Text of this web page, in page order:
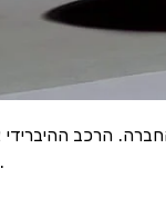
הרכב
אלא גם להיות תחרותי אל מול המשפחתיות בעלי מנוע הבנזין.